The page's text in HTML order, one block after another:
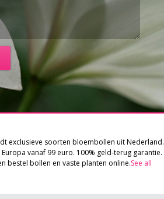
exclusieve soorten bloembollen uit Nederland.
vanaf 99 euro. 100% geld-terug garantie.
bestel bollen en vaste planten online.See all